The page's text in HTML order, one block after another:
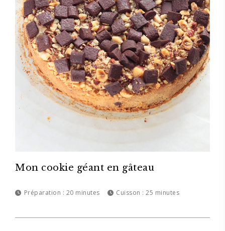
Mon cookie géant en gâteau
Préparation : 20 minutes Cuisson : 25 minutes